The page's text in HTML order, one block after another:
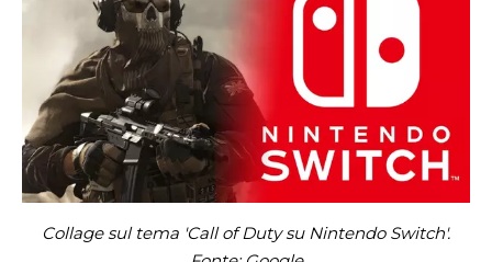
Collage sul tema 'Call of Duty su Nintendo Switch'.